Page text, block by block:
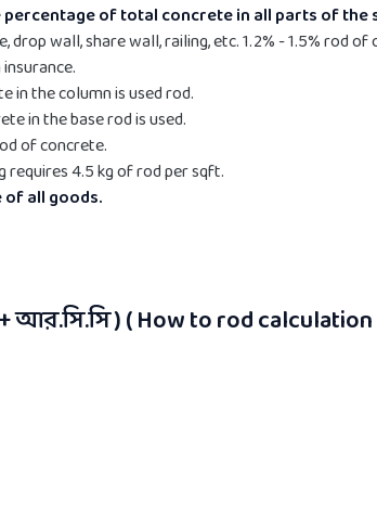
of total concrete in all parts of
drop wall, share wall, railing, etc. 1.2% - 1.5% rod of
in the column is used rod.
in the base rod is used.
of concrete.
requires 4.5 kg of rod per sqft.
of all goods.
আর.সি.সি ) ( How to rod